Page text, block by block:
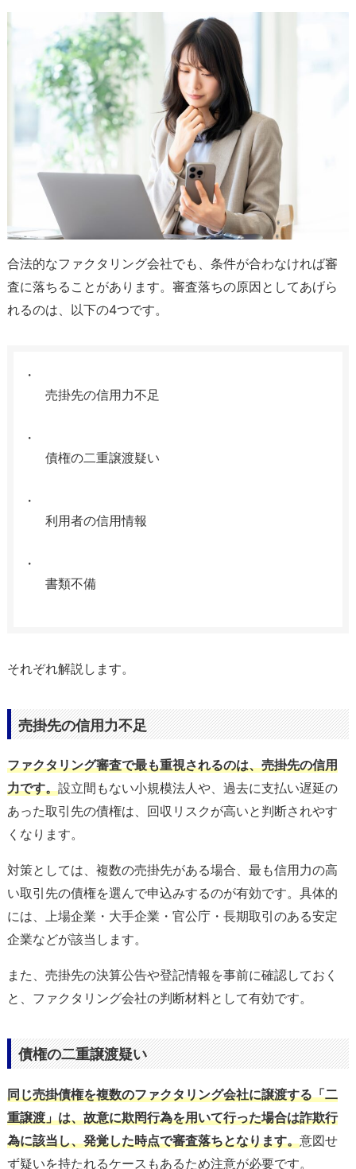
合法的なファクタリング会社でも、条件が合わなければ審
査に落ちることがあります。審査落ちの原因としてあげら
れるのは、以下の4つです。
売掛先の信用力不足
債権の二重譲渡疑い
利用者の信用情報
書類不備
それぞれ解説します。
売掛先の信用力不足
ファクタリング審査で最も重視されるのは、売掛先の信用
力です。設立間もない小規模法人や、過去に支払い遅延の
あった取引先の債権は、回収リスクが高いと判断されやす
くなります。
対策としては、複数の売掛先がある場合、最も信用力の高
い取引先の債権を選んで申込みするのが有効です。具体的
には、上場企業・大手企業・官公庁・長期取引のある安定
企業などが該当します。
また、売掛先の決算公告や登記情報を事前に確認しておく
と、ファクタリング会社の判断材料として有効です。
債権の二重譲渡疑い
同じ売掛債権を複数のファクタリング会社に譲渡する「二
重譲渡」は、故意に欺罔行為を用いて行った場合は詐欺行
為に該当し、発覚した時点で審査落ちとなります。意図せ
ず疑いを持たれるケースもあるため注意が必要です。